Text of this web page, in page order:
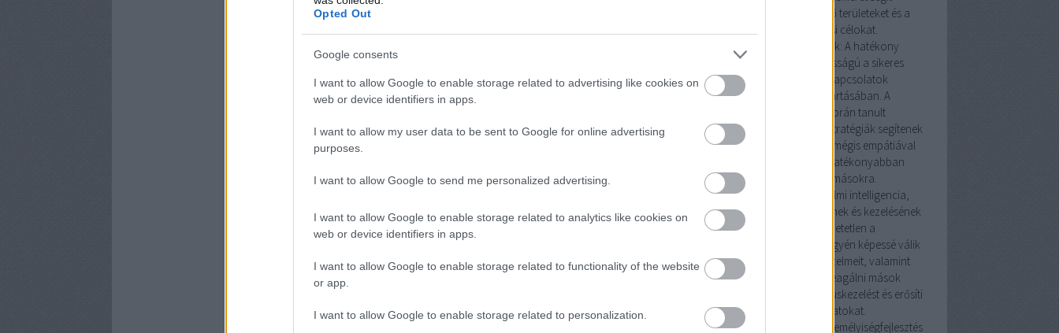
Opted Out
Google consents
I want to allow Google to enable storage related to advertising like cookies on
web or device identifiers in apps.
I want to allow my user data to be sent to Google for online advertising
purposes.
I want to allow Google to send me personalized advertising.
I want to allow Google to enable storage related to analytics like cookies on
web or device identifiers in apps.
I want to allow Google to enable storage related to functionality of the website
or app.
I want to allow Google to enable storage related to personalization.
meghatározni a fejlesztendő területeket és a
személyes növekedési célokat.
Kommunikációs készségek: A hatékony
kommunikáció kulcsfontosságú a sikeres
személyes és szakmai kapcsolatok
kialakításában és fenntartásában. A
személyiségfejlesztés során tanult
kommunikációs technikák és stratégiák segítenek
az egyénnek erőteljesebben, mégis empátiával
kifejezni magát, valamint hatékonyabban
hallgatni és reagálni másokra.
Érzelmi intelligencia: Az érzelmi intelligencia,
vagyis az érzelmek megértésének és kezelésének
képessége, elengedhetetlen a
személyiségfejlesztésben. Az egyén képessé válik
felismerni és kezelni saját érzelmeit, valamint
megérteni és adekvátan reagálni mások
érzelmeire. Ez javítja a konfliktuskezelést és erősíti
az emberi kapcsolatokat.
Önbizalom és önbecsülés: A személyiségfejlesztés